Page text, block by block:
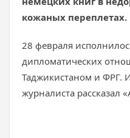
кожаных переплетах.
28 февраля
дипломатических
Таджикистаном и ФРГ.
журналиста рассказал